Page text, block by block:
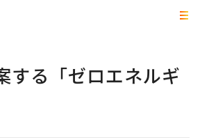
する「ゼロエネルギ